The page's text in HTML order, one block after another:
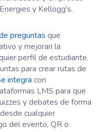
y Kellogg’s.
preguntas que
y mejoran la
perfil de estudiante.
para crear rutas de
integra con
LMS para que
y debates de forma
cualquier
del evento, QR o